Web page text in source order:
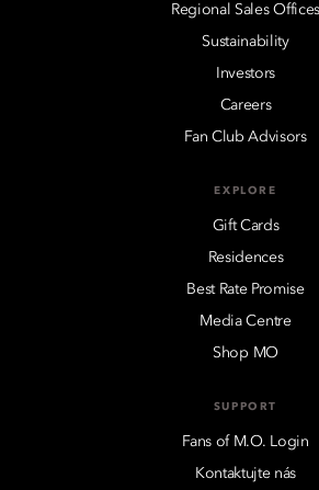
Regional Sales Offices
Sustainability
Investors
Careers
Fan Club Advisors
EXPLORE
Gift Cards
Residences
Best Rate Promise
Media Centre
Shop MO
SUPPORT
Fans of M.O. Login
Kontaktujte nás